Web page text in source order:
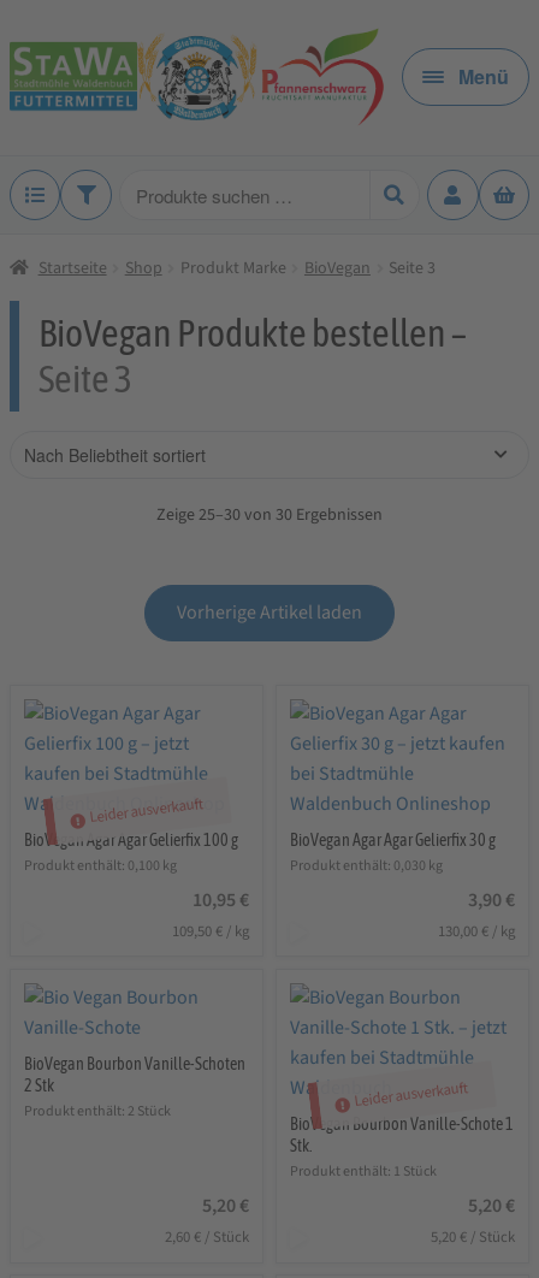
Zur
Navigation
springen
Zum
Inhalt
springen
Menü
Produkte
Startseite Shop Produkt Marke BioVegan Seite 3
BioVegan Produkte bestellen –
Seite 3
Zeige 25–30 von 30 Ergebnissen
Vorherige Artikel laden
Leider ausverkauft
BioVegan Agar Agar Gelierfix 100 g
Produkt enthält: 0,100 kg
10,95 €
109,50 € / kg
BioVegan Agar Agar Gelierfix 30 g
Produkt enthält: 0,030 kg
3,90€
130,00 €/ kg
BioVegan Bourbon Vanille-Schoten
2 Stk
Produkt enthält: 2 Stück
5,20€
2,60 € / Stück
Leider ausverkauft
BioVegan Bourbon Vanille-Schote 1
Stk.
Produkt enthält: 1 Stück
5,20€
5,20 €/ Stück